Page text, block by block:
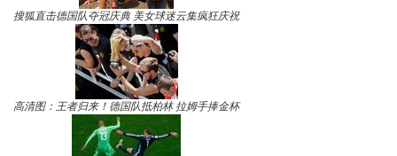
搜狐直击德国队夺冠庆典 美女球迷云集疯狂庆祝
高清图：王者归来！德国队抵柏林 拉姆手捧金杯